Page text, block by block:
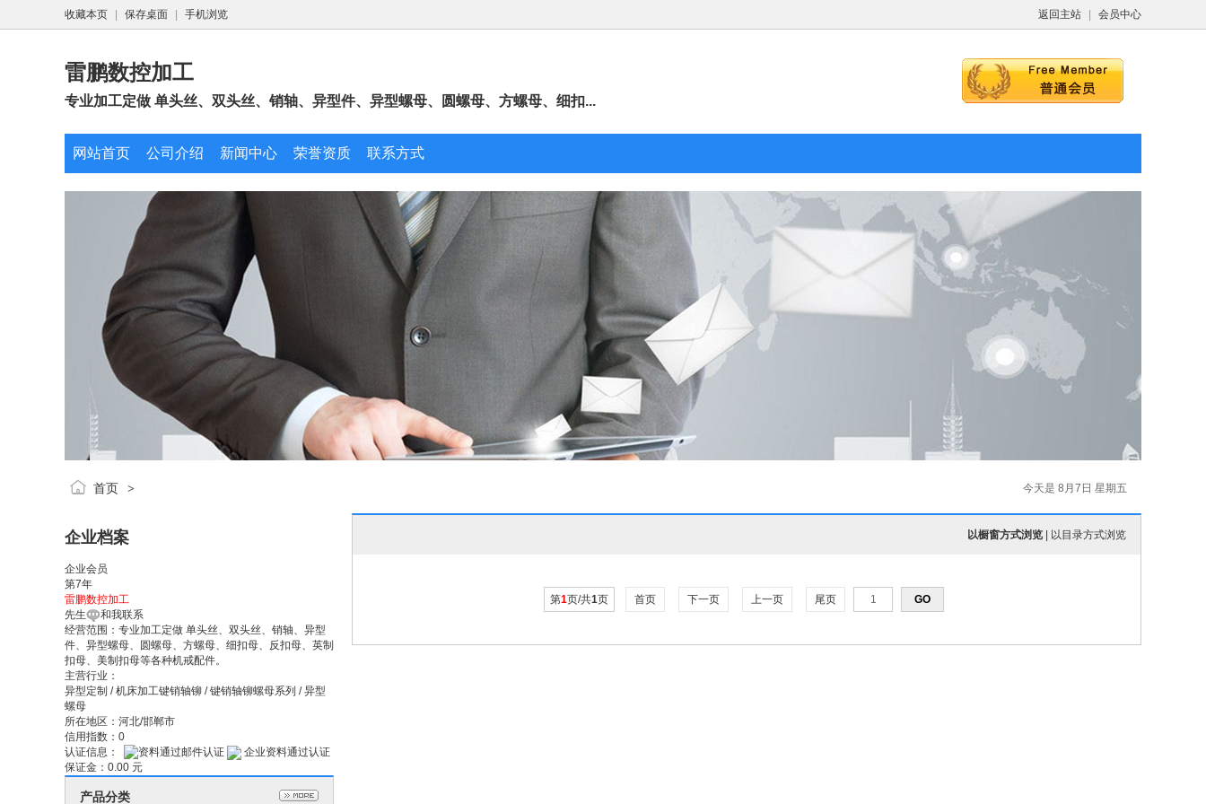
返回主站 会员中心
收藏本页 保存桌面 手机浏览
雷鹏数控加工
专业加工定做 单头丝、双头丝、销轴、异型件、异型螺母、圆螺母、方螺母、细扣...
网站首页 公司介绍 新闻中心 荣誉资质 联系方式
今天是 8月7日 星期五
首页 >
企业档案
企业会员
第7年
雷鹏数控加工
先生
和我联系
经营范围： 专业加工定做 单头丝、双头丝、销轴、异型
件、异型螺母、圆螺母、方螺母、细扣母、反扣母、英制
扣母、美制扣母等各种机戒配件。
主营行业：
异型定制 /机床加工键销轴铆 /键销轴铆螺母系列 /异型
螺母
所在地区： 河北/邯郸市
信用指数： 0
认证信息：
企业资料通过认证
保证金： 0.00 元
产品分类
以橱窗方式浏览 以目录方式浏览
第1页/共1页 首页 下一页 上一页 尾页